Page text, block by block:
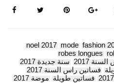
fashion
mode
noel 2017
robes longues
2017
سنة جديدة 2017
فساتين راس السنة 2017
فساتين طويلة موضة 2017